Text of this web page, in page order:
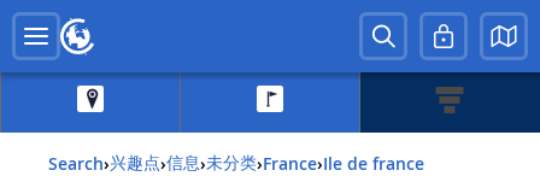
Search› 兴趣点› 信息› 未分类› france› ile de france